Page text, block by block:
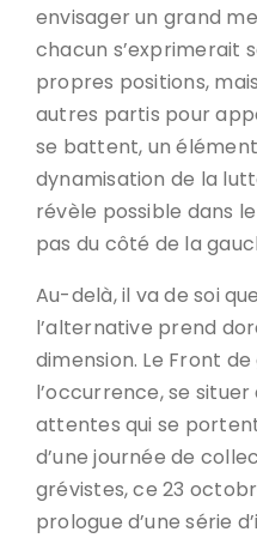
envisager un grand
chacun s’exprimerait
propres positions,
autres partis pour
se battent, un
dynamisation de la
révèle possible dans
pas du côté de la
Au-delà, il va de soi
l’alternative prend
dimension. Le Front
l’occurrence, se
attentes qui se
d’une journée de
grévistes, ce 23
prologue d’une série